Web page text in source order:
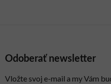
Odoberať newsletter
Vložte svoj e-mail a my Vám